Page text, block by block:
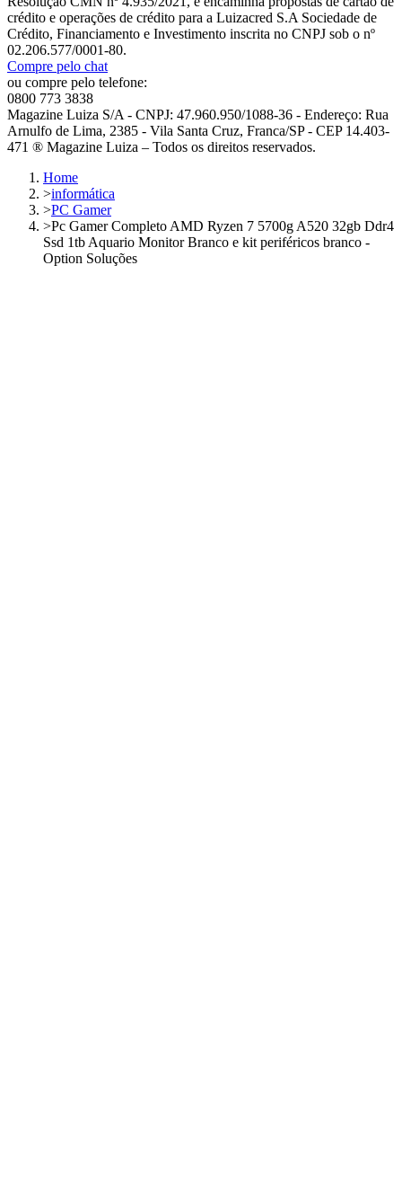
crédito e operações de crédito para a Luizacred S.A Sociedade de
Crédito, Financiamento e Investimento inscrita no CNPJ sob o nº
02.206.577/0001-80.
Compre pelo chat
ou compre pelo telefone:
0800 773 3838
Magazine Luiza S/A - CNPJ: 47.960.950/1088-36 - Endereço: Rua
Arnulfo de Lima, 2385 - Vila Santa Cruz, Franca/SP - CEP 14.403-
471 ® Magazine Luiza – Todos os direitos reservados.
Home
>informática
>PC Gamer
>Pc Gamer Completo AMD Ryzen 7 5700g A520 32gb Ddr4
Ssd 1tb Aquario Monitor Branco e kit periféricos branco -
Option Soluções